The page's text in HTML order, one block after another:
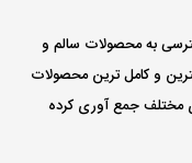
به محصولات سالم و
و کامل ترین محصولات
مختلف جمع آوری کرده